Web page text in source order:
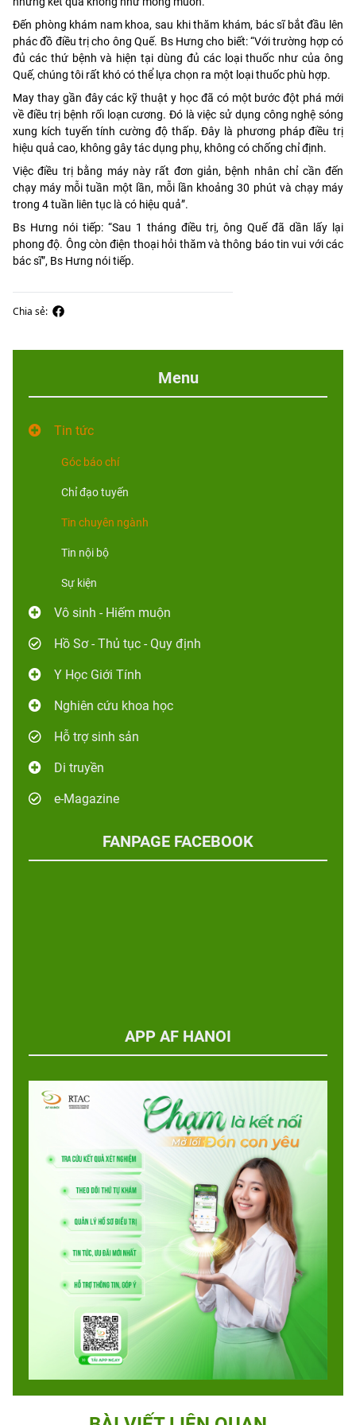
Đến phòng khám nam khoa, sau khi thăm khám, bác sĩ bắt đầu lên
phác đồ điều trị cho ông Quế. Bs Hưng cho biết: “Với trường hợp có
đủ các thứ bệnh và hiện tại dùng đủ các loại thuốc như của ông
Quế, chúng tôi rất khó có thể lựa chọn ra một loại thuốc phù hợp.
May thay gần đây các kỹ thuật y học đã có một bước đột phá mới
về điều trị bệnh rối loạn cương. Đó là việc sử dụng công nghệ sóng
xung kích tuyến tính cường độ thấp. Đây là phương pháp điều trị
hiệu quả cao, không gây tác dụng phụ, không có chống chỉ định.
Việc điều trị bằng máy này rất đơn giản, bệnh nhân chỉ cần đến
chạy máy mỗi tuần một lần, mỗi lần khoảng 30 phút và chạy máy
trong 4 tuần liên tục là có hiệu quả”.
Bs Hưng nói tiếp: “Sau 1 tháng điều trị, ông Quế đã dần lấy lại
phong độ. Ông còn điện thoại hỏi thăm và thông báo tin vui với các
bác sĩ”, Bs Hưng nói tiếp.
Chia sẻ:
Menu
Tin tức
Góc báo chí
Chỉ đạo tuyến
Tin chuyên ngành
Tin nội bộ
Sự kiện
Vô sinh - Hiếm muộn
Hồ Sơ - Thủ tục - Quy định
Y Học Giới Tính
Nghiên cứu khoa học
Hỗ trợ sinh sản
Di truyền
e-Magazine
FANPAGE FACEBOOK
APP AF HANOI